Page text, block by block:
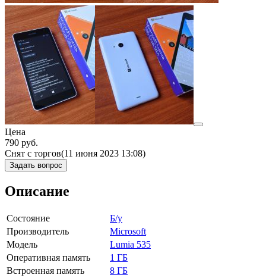
Цена
790 руб.
Снят с торгов(11 июня 2023 13:08)
Задать вопрос
Описание
Состояние
Б/у
Производитель
Microsoft
Модель
Lumia 535
Оперативная память
1 ГБ
Встроенная память
8 ГБ